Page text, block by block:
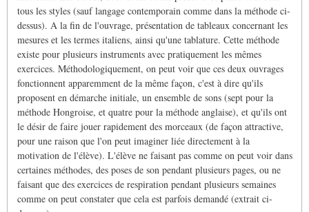
tous les styles (sauf langage contemporain comme dans la méthode ci-
dessus). A la fin de l'ouvrage, présentation de tableaux concernant les
mesures et les termes italiens, ainsi qu'une tablature. Cette méthode
existe pour plusieurs instruments avec pratiquement les mêmes
exercices. Méthodologiquement, on peut voir que ces deux ouvrages
fonctionnent apparemment de la même façon, c'est à dire qu'ils
proposent en démarche initiale, un ensemble de sons (sept pour la
méthode Hongroise, et quatre pour la méthode anglaise), et qu'ils ont
le désir de faire jouer rapidement des morceaux (de façon attractive,
pour une raison que l'on peut imaginer liée directement à la
motivation de l'élève). L'élève ne faisant pas comme on peut voir dans
certaines méthodes, des poses de son pendant plusieurs pages, ou ne
faisant que des exercices de respiration pendant plusieurs semaines
comme on peut constater que cela est parfois demandé (extrait ci-